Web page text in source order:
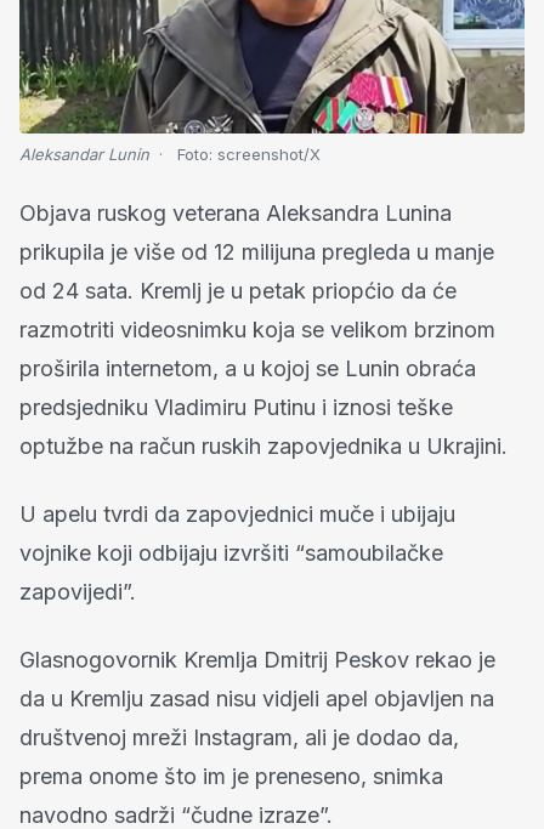
Aleksandar Lunin Foto: screenshot/X
Objava ruskog veterana Aleksandra Lunina
prikupila je više od 12 milijuna pregleda u manje
od 24 sata. Kremlj je u petak priopćio da će
razmotriti videosnimku koja se velikom brzinom
proširila internetom, a u kojoj se Lunin obraća
predsjedniku Vladimiru Putinu i iznosi teške
optužbe na račun ruskih zapovjednika u Ukrajini.
U apelu tvrdi da zapovjednici muče i ubijaju
vojnike koji odbijaju izvršiti “samoubilačke
zapovijedi”.
Glasnogovornik Kremlja Dmitrij Peskov rekao je
da u Kremlju zasad nisu vidjeli apel objavljen na
društvenoj mreži Instagram, ali je dodao da,
prema onome što im je preneseno, snimka
navodno sadrži “čudne izraze”.